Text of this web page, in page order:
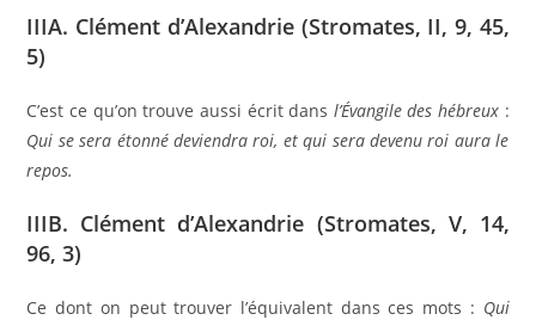
IIIA. Clément d’Alexandrie (Stromates, II, 9, 45,
5)
C’est ce qu’on trouve aussi écrit dans l’Évangile des hébreux :
Qui se sera étonné deviendra roi, et qui sera devenu roi aura le
repos.
IIIB. Clément d’Alexandrie (Stromates, V, 14,
96, 3)
Ce dont on peut trouver l’équivalent dans ces mots : Qui